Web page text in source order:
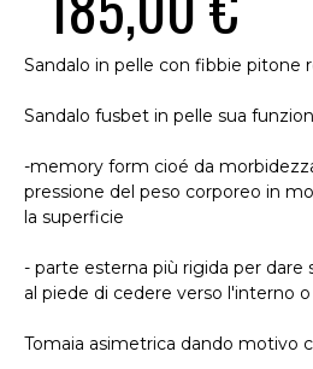
Sandalo in pelle con fibbie pitone
Sandalo fusbet in pelle sua
-memory form cioé da
pressione del peso corporeo in
la superficie
- parte esterna più rigida per dare
al piede di cedere verso l'interno
Tomaia asimetrica dando motivo